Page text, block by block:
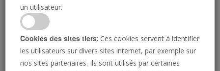
un utilisateur.
Cookies des sites tiers: Ces cookies servent à identifier
les utilisateurs sur divers sites internet, par exemple sur
nos sites partenaires. Ils sont utilisés par certaines